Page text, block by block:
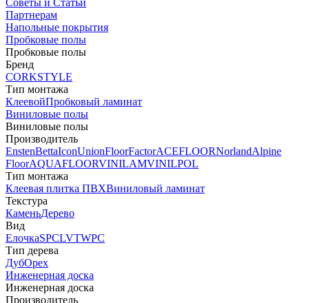
Советы и Статьи
Партнерам
Напольные покрытия
Пробковые полы
Пробковые полы
Бренд
CORKSTYLE
Тип монтажа
КлеевойПробковый ламинат
Виниловые полы
Виниловые полы
Производитель
EnstenBettaIconUnionFloorFactorACEFLOORNorlandAlpine
FloorAQUAFLOORVINILAMVINILPOL
Тип монтажа
Клеевая плитка ПВХВиниловый ламинат
Текстура
КаменьДерево
Вид
ЕлочкаSPCLVTWPC
Тип дерева
ДубОрех
Инженерная доска
Инженерная доска
Производитель